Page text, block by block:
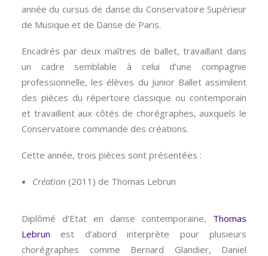
année du cursus de danse du Conservatoire Supérieur
de Musique et de Danse de Paris.
Encadrés par deux maîtres de ballet, travaillant dans
un cadre semblable à celui d’une compagnie
professionnelle, les élèves du Junior Ballet assimilent
des pièces du répertoire classique ou contemporain
et travaillent aux côtés de chorégraphes, auxquels le
Conservatoire commande des créations.
Cette année, trois pièces sont présentées :
Création (2011) de Thomas Lebrun
Diplômé d’Etat en danse contemporaine, Thomas
Lebrun est d’abord interprète pour plusieurs
chorégraphes comme Bernard Glandier, Daniel